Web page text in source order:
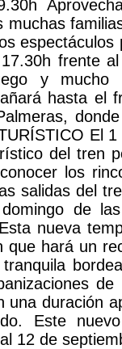
muchas
espectáculos
frente
y mucho
hasta el
El
del tren
los
salidas del
de
nueva
que hará un
una duración
Este
al 12 de